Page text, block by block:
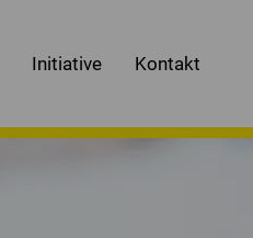
Initiative Kontakt